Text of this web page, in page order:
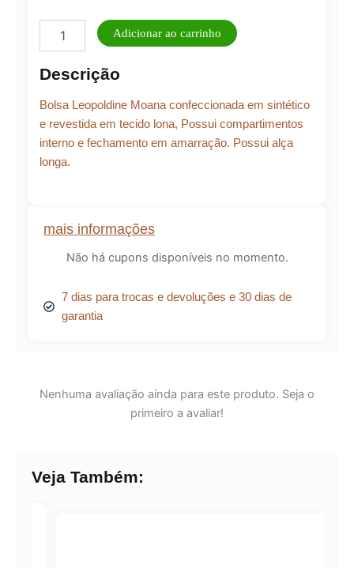
mais informações
Não há cupons disponíveis no momento.
7 dias para trocas e devoluções e 30 dias de
garantia
MOANA
quantidade
Adicionar ao carrinho
Descrição
Bolsa Leopoldine Moana confeccionada em sintético
e revestida em tecido lona, Possui compartimentos
interno e fechamento em amarração. Possui alça
longa.
Nenhuma avaliação ainda para este produto. Seja o
primeiro a avaliar!
Veja Também: